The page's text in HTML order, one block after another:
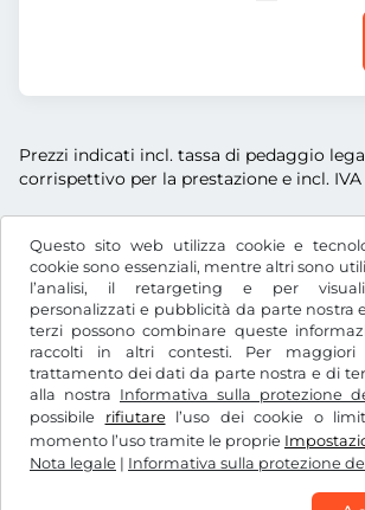
Questo sito web utilizza cookie e
cookie sono essenziali, mentre altri sono
l’analisi, il retargeting e per
personalizzati e pubblicità da parte nostra
terzi possono combinare queste
raccolti in altri contesti. Per maggiori
trattamento dei dati da parte nostra e di
alla nostra Informativa sulla protezione
possibile rifiutarel’uso dei cookie o
momento l’uso tramite le proprie
Nota legale | Informativa sulla protezione
Prezzi indicati incl. tassa di pedaggio
corrispettivo per la prestazione e incl.
RON
Facebook Instagram
CGC / Diritto di recesso
Informativa sulla protezione dei dati
Nota legale